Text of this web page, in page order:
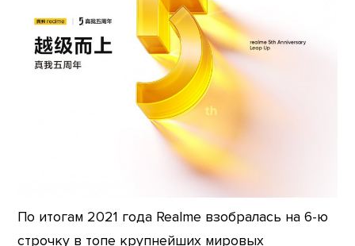
По итогам 2021 года Realme взобралась на 6-ю
строчку в топе крупнейших мировых